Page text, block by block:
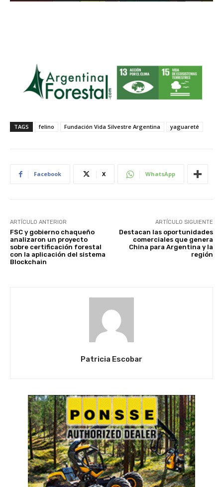
TAGS felino Fundación Vida Silvestre Argentina yaguareté
Facebook X WhatsApp
ARTÍCULO ANTERIOR
FSC y gobierno chaqueño
analizaron un proyecto
sobre certificación forestal
con la aplicación del sistema
Blockchain
ARTÍCULO SIGUIENTE
Destacan las oportunidades
comerciales que genera
China para Argentina y la
región
Patricia Escobar